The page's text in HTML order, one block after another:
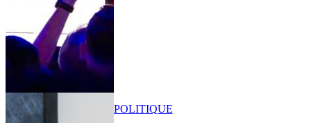
POLITIQUE